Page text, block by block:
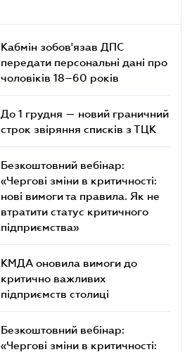
Кабмін зобов'язав ДПС
передати персональні дані про
чоловіків 18–60 років
До 1 грудня — новий граничний
строк звіряння списків з ТЦК
Безкоштовний вебінар:
«Чергові зміни в критичності:
нові вимоги та правила. Як не
втратити статус критичного
підприємства»
КМДА оновила вимоги до
критично важливих
підприємств столиці
Безкоштовний вебінар:
«Чергові зміни в критичності: